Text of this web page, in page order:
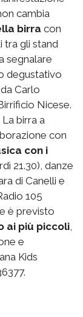
cambia
birra con
tra gli stand
segnalare
degustativo
Carlo
Nicese.
birra a
con
con i
21.30), danze
di Canelli e
105
è previsto
ai più piccoli
e
Kids